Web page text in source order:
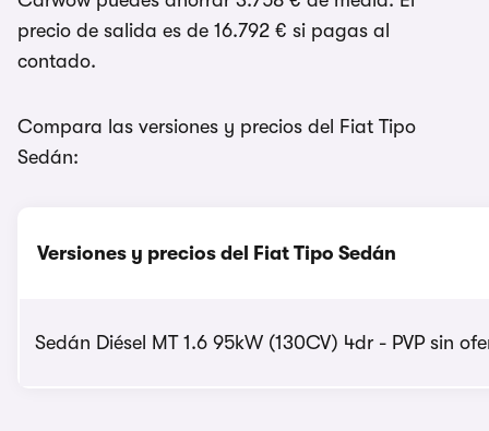
precio de salida es de 16.792 € si pagas al
contado.
Compara las versiones y precios del Fiat Tipo
Sedán:
Versiones y precios del Fiat Tipo Sedán
Sedán Diésel MT 1.6 95kW (130CV) 4dr - PVP sin